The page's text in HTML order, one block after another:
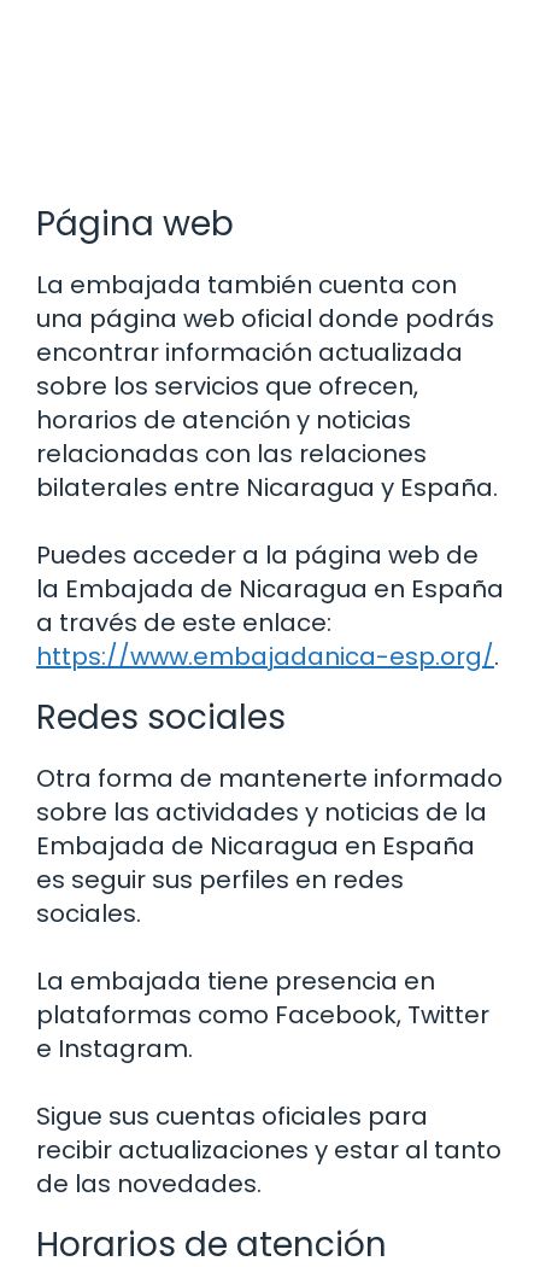
Página web
La embajada también cuenta con
una página web oficial donde podrás
encontrar información actualizada
sobre los servicios que ofrecen,
horarios de atención y noticias
relacionadas con las relaciones
bilaterales entre Nicaragua y España.
Puedes acceder a la página web de
la Embajada de Nicaragua en España
a través de este enlace:
https://www.embajadanica-esp.org/.
Redes sociales
Otra forma de mantenerte informado
sobre las actividades y noticias de la
Embajada de Nicaragua en España
es seguir sus perfiles en redes
sociales.
La embajada tiene presencia en
plataformas como Facebook, Twitter
e Instagram.
Sigue sus cuentas oficiales para
recibir actualizaciones y estar al tanto
de las novedades.
Horarios de atención